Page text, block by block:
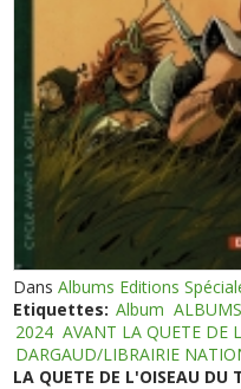
DansAlbums Editions
Etiquettes: Album
2024 AVANT LA QUETE DE
DARGAUD/LIBRAIRIE
LA QUETE DE L'OISEAU DU